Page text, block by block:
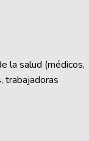
la salud (médicos,
trabajadoras